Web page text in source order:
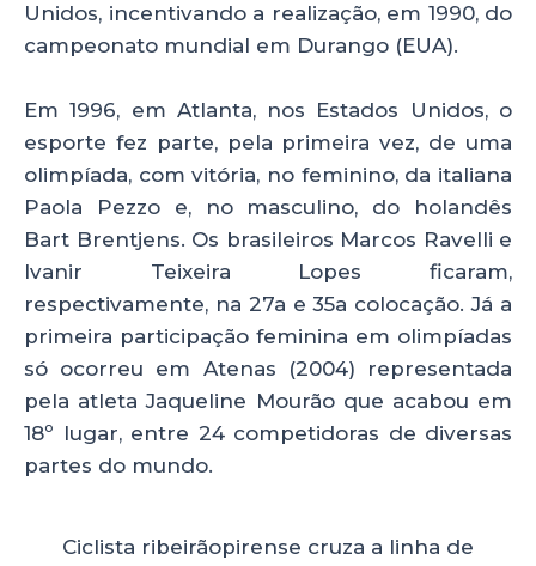
Unidos, incentivando a realização, em 1990, do
campeonato mundial em Durango (EUA).
Em 1996, em Atlanta, nos Estados Unidos, o
esporte fez parte, pela primeira vez, de uma
olimpíada, com vitória, no feminino, da italiana
Paola Pezzo e, no masculino, do holandês
Bart Brentjens. Os brasileiros Marcos Ravelli e
Ivanir Teixeira Lopes ficaram,
respectivamente, na 27a e 35a colocação. Já a
primeira participação feminina em olimpíadas
só ocorreu em Atenas (2004) representada
pela atleta Jaqueline Mourão que acabou em
18º lugar, entre 24 competidoras de diversas
partes do mundo.
Ciclista ribeirãopirense cruza a linha de